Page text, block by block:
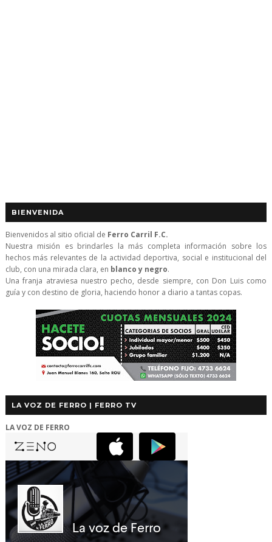
BIENVENIDA
Bienvenidos al sitio oficial de Ferro Carril F.C.
Nuestra misión es brindarles la más completa información sobre los
hechos más relevantes de la actividad deportiva, social e institucional del
club, con una mirada clara, en blanco y negro.
Una franja atraviesa nuestro pecho, desde siempre, con Don Luis como
guía y con destino de gloria, haciendo honor a diario a tantas copas.
LA VOZ DE FERRO | FERRO TV
LA VOZ DE FERRO